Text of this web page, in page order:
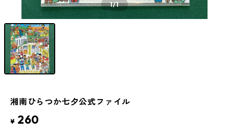
1/1
湘南ひらつか七夕公式ファイル
¥ 260